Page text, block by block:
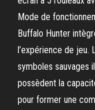
Mode de
Buffalo Hunter
l’expérience de jeu.
symboles sauvages
possèdent la
pour former une